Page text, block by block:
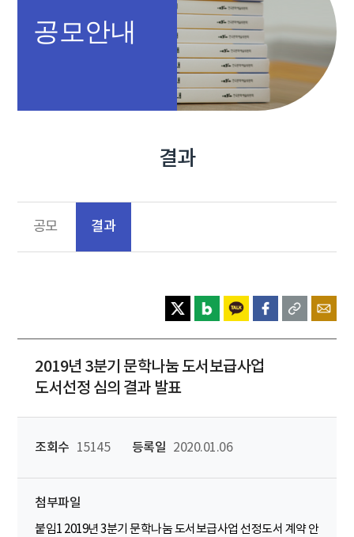
공모안내
결과
공모 결과
2019년 3분기 문학나눔 도서보급사업
도서선정 심의 결과 발표
조회수 15145 등록일 2020.01.06
첨부파일
붙임1 2019년 3분기 문학나눔 도서보급사업 선정도서 계약 안